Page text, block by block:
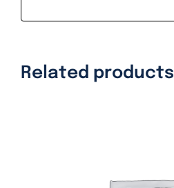
Related products